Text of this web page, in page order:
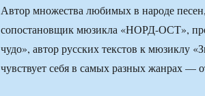
Автор множества любимых в народе
сопостановщик мюзикла «НОРД-ОСТ»,
чудо», автор русских текстов к мюзиклу
чувствует себя в самых разных жанрах —